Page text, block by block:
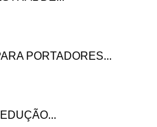
PORTADORES...